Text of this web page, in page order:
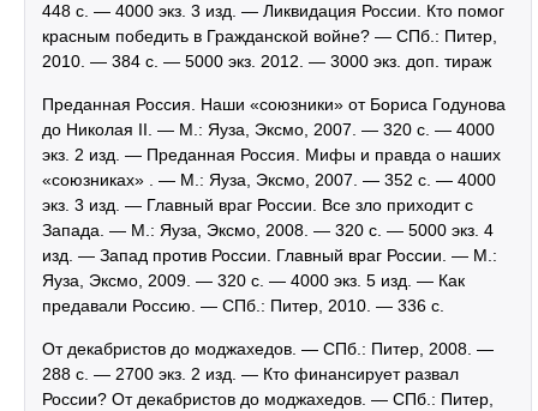
448 с. — 4000 экз. 3 изд. — Ликвидация России. Кто помог
красным победить в Гражданской войне? — СПб.: Питер,
2010. — 384 с. — 5000 экз. 2012. — 3000 экз. доп. тираж
Преданная Россия. Наши «союзники» от Бориса Годунова
до Николая II. — М.: Яуза, Эксмо, 2007. — 320 с. — 4000
экз. 2 изд. — Преданная Россия. Мифы и правда о наших
«союзниках» . — М.: Яуза, Эксмо, 2007. — 352 с. — 4000
экз. 3 изд. — Главный враг России. Все зло приходит с
Запада. — М.: Яуза, Эксмо, 2008. — 320 с. — 5000 экз. 4
изд. — Запад против России. Главный враг России. — М.:
Яуза, Эксмо, 2009. — 320 с. — 4000 экз. 5 изд. — Как
предавали Россию. — СПб.: Питер, 2010. — 336 с.
От декабристов до моджахедов. — СПб.: Питер, 2008. —
288 с. — 2700 экз. 2 изд. — Кто финансирует развал
России? От декабристов до моджахедов. — СПб.: Питер,